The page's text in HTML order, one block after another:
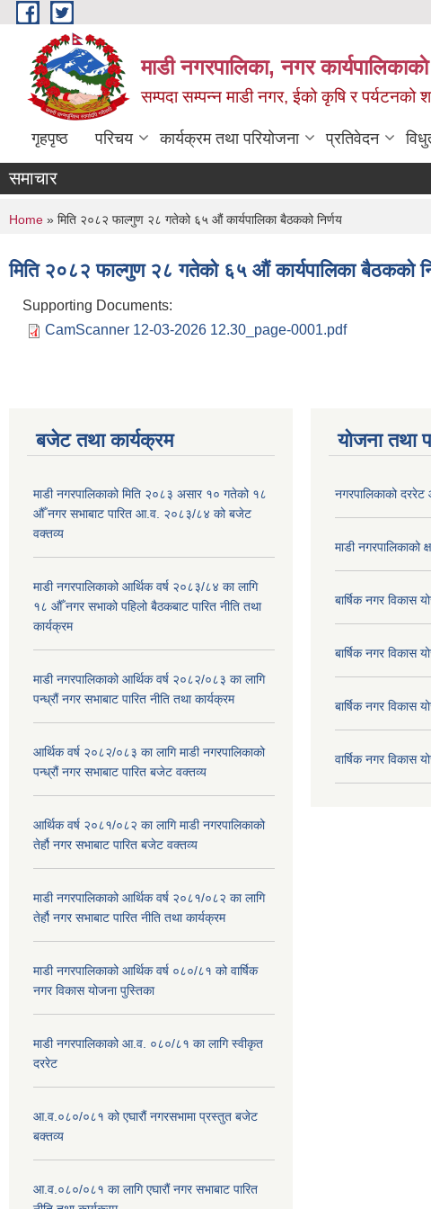
Skip to main content
माडी नगरपालिका, नगर
सम्पदा सम्पन्न माडी नगर, ईको कृषि र पर्यटनको
गृहपृष्ठ परिचय कार्यक्रम तथा परियोजना प्रतिवेदन
समाचार
You are here
Home » मिति २०८२ फाल्गुण २८ गतेको ६५ औं कार्यपालिका बैठकको निर्णय
मिति २०८२ फाल्गुण २८ गतेको ६५ औं कार्यपालिका बैठकको
Supporting Documents:
CamScanner 12-03-2026 12.30_page-0001.pdf
बजेट तथा कार्यक्रम
माडी नगरपालिकाको मिति २०८३ असार १० गतेको १८
औँ नगर सभाबाट पारित आ.व. २०८३/८४ को बजेट
वक्तव्य
माडी नगरपालिकाको आर्थिक वर्ष २०८३/८४ का लागि
१८ औँ नगर सभाको पहिलो बैठकबाट पारित नीति तथा
कार्यक्रम
माडी नगरपालिकाको आर्थिक वर्ष २०८२/०८३ का लागि
पन्ध्रौं नगर सभाबाट पारित नीति तथा कार्यक्रम
आर्थिक वर्ष २०८२/०८३ का लागि माडी नगरपालिकाको
पन्ध्रौं नगर सभाबाट पारित बजेट वक्तव्य
आर्थिक वर्ष २०८१/०८२ का लागि माडी नगरपालिकाको
तेर्हौ नगर सभाबाट पारित बजेट वक्तव्य
माडी नगरपालिकाको आर्थिक वर्ष २०८१/०८२ का लागि
तेर्हौ नगर सभाबाट पारित नीति तथा कार्यक्रम
माडी नगरपालिकाको आर्थिक वर्ष ०८०/८१ को वार्षिक
नगर विकास योजना पुस्तिका
माडी नगरपालिकाको आ.व. ०८०/८१ का लागि स्वीकृत
दररेट
आ.व.०८०/०८१ को एघारौं नगरसभामा प्रस्तुत बजेट
बक्तव्य
आ.व.०८०/०८१ का लागि एघारौं नगर सभाबाट पारित
योजना तथा
नगरपालिकाको
माडी नगरपालिकाको
बार्षिक नगर विकास
बार्षिक नगर विकास
बार्षिक नगर विकास
वार्षिक नगर विकास